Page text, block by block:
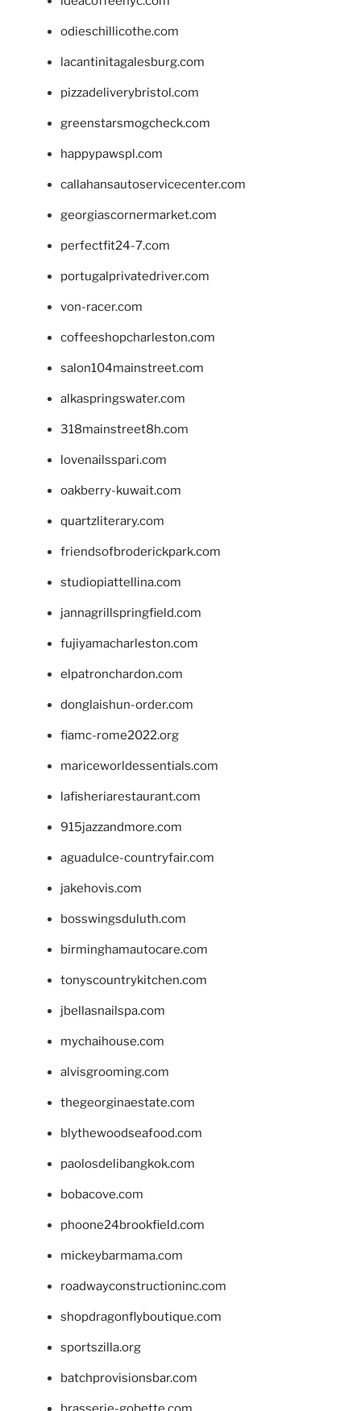
odieschillicothe.com
lacantinitagalesburg.com
pizzadeliverybristol.com
greenstarsmogcheck.com
happypawspl.com
callahansautoservicecenter.com
georgiascornermarket.com
perfectfit24-7.com
portugalprivatedriver.com
von-racer.com
coffeeshopcharleston.com
salon104mainstreet.com
alkaspringswater.com
318mainstreet8h.com
lovenailsspari.com
oakberry-kuwait.com
quartzliterary.com
friendsofbroderickpark.com
studiopiattellina.com
jannagrillspringfield.com
fujiyamacharleston.com
elpatronchardon.com
donglaishun-order.com
fiamc-rome2022.org
mariceworldessentials.com
lafisheriarestaurant.com
915jazzandmore.com
aguadulce-countryfair.com
jakehovis.com
bosswingsduluth.com
birminghamautocare.com
tonyscountrykitchen.com
jbellasnailspa.com
mychaihouse.com
alvisgrooming.com
thegeorginaestate.com
blythewoodseafood.com
paolosdelibangkok.com
bobacove.com
phoone24brookfield.com
mickeybarmama.com
roadwayconstructioninc.com
shopdragonflyboutique.com
sportszilla.org
batchprovisionsbar.com